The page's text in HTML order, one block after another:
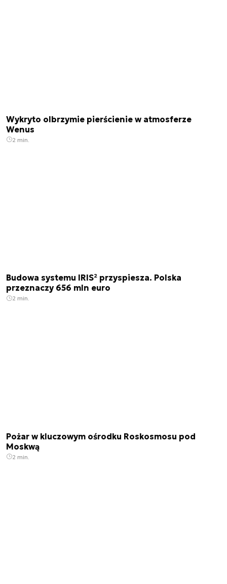
Wykryto olbrzymie pierścienie w atmosferze
Wenus
2 min.
Budowa systemu IRIS² przyspiesza. Polska
przeznaczy 656 mln euro
2 min.
Pożar w kluczowym ośrodku Roskosmosu pod
Moskwą
2 min.